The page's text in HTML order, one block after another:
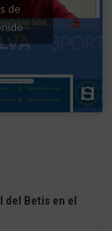
de
del Betis en el